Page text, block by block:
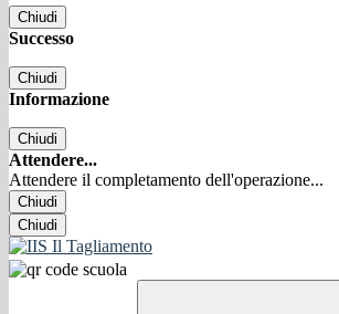
Chiudi
Successo
Chiudi
Informazione
Chiudi
Attendere...
Attendere il completamento dell'operazione...
Chiudi
Chiudi